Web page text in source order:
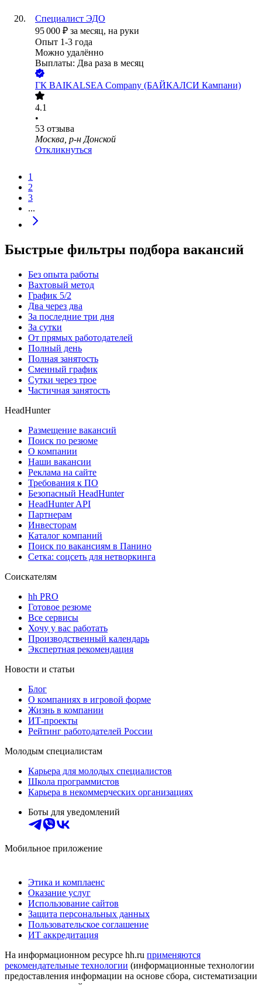
Специалист ЭДО
95 000 ₽ за месяц, на руки
Опыт 1-3 года
Можно удалённо
Выплаты: Два раза в месяц
ГК BAIKALSEA Company (БАЙКАЛСИ Кампани)
4.1
•
53 отзыва
Москва, р-н Донской
Откликнуться
1
2
3
...
Быстрые фильтры подбора вакансий
Без опыта работы
Вахтовый метод
График 5/2
Два через два
За последние три дня
За сутки
От прямых работодателей
Полный день
Полная занятость
Сменный график
Сутки через трое
Частичная занятость
HeadHunter
Размещение вакансий
Поиск по резюме
О компании
Наши вакансии
Реклама на сайте
Требования к ПО
Безопасный HeadHunter
HeadHunter API
Партнерам
Инвесторам
Каталог компаний
Поиск по вакансиям в Панино
Сетка: соцсеть для нетворкинга
Соискателям
hh PRO
Готовое резюме
Все сервисы
Хочу у вас работать
Производственный календарь
Экспертная рекомендация
Новости и статьи
Блог
О компаниях в игровой форме
Жизнь в компании
ИТ-проекты
Рейтинг работодателей России
Молодым специалистам
Карьера для молодых специалистов
Школа программистов
Карьера в некоммерческих организациях
Боты для уведомлений
Мобильное приложение
Этика и комплаенс
Оказание услуг
Использование сайтов
Защита персональных данных
Пользовательское соглашение
ИТ аккредитация
На информационном ресурсе hh.ru применяются
рекомендательные технологии (информационные технологии
предоставления информации на основе сбора, систематизации